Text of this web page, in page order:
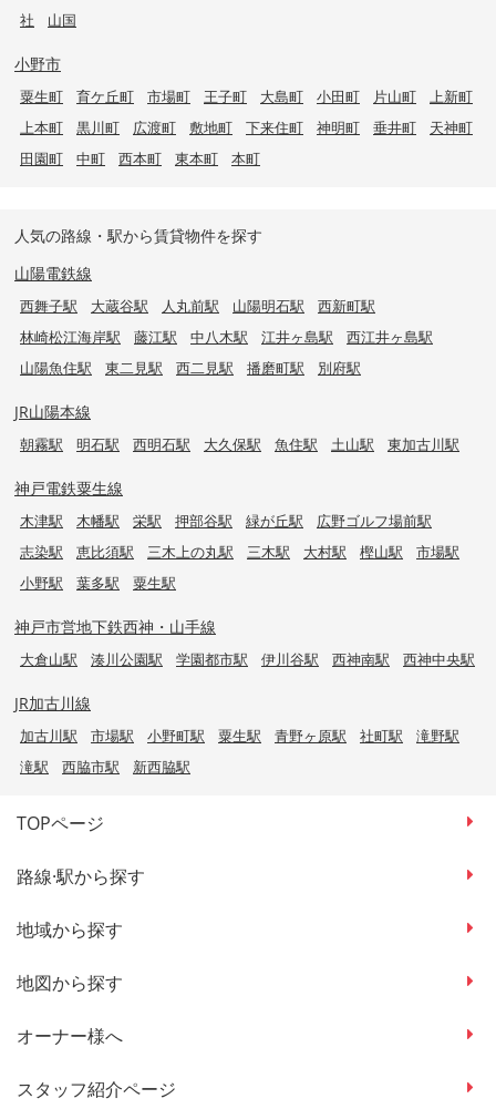
社
山国
小野市
粟生町 育ケ丘町 市場町 王子町 大島町 小田町 片山町
上新町
上本町
黒川町 広渡町 敷地町 下来住町 神明町 垂井町
天神町
田園町
中町 西本町 東本町 本町
人気の路線・駅から賃貸物件を探す
山陽電鉄線
西舞子駅 大蔵谷駅 人丸前駅 山陽明石駅
西新町駅
林崎松江海岸駅
藤江駅 中八木駅 江井ヶ島駅
西江井ヶ島駅
山陽魚住駅
東二見駅 西二見駅 播磨町駅 別府駅
JR山陽本線
朝霧駅 明石駅 西明石駅 大久保駅 魚住駅 土山駅 東加古川駅
神戸電鉄粟生線
木津駅 木幡駅 栄駅 押部谷駅 緑が丘駅
広野ゴルフ場前駅
志染駅
恵比須駅 三木上の丸駅 三木駅 大村駅 樫山駅
市場駅
小野駅
葉多駅 粟生駅
神戸市営地下鉄西神・山手線
大倉山駅 湊川公園駅 学園都市駅 伊川谷駅 西神南駅 西神中央駅
JR加古川線
加古川駅 市場駅 小野町駅 粟生駅 青野ヶ原駅 社町駅
滝野駅
滝駅
西脇市駅 新西脇駅
TOPページ
路線·駅から探す
地域から探す
地図から探す
オーナー様へ
スタッフ紹介ページ